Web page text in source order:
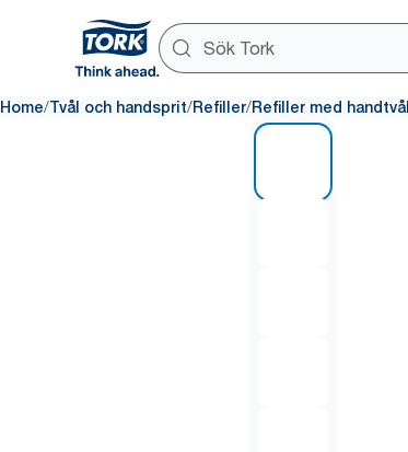
Home/Tvål och handsprit/Refiller/Refiller med handtvål